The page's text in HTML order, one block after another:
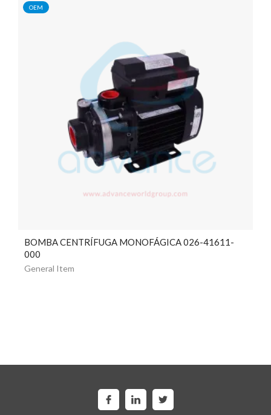
OEM
BOMBA CENTRÍFUGA MONOFÁGICA 026-41611-
000
General Item